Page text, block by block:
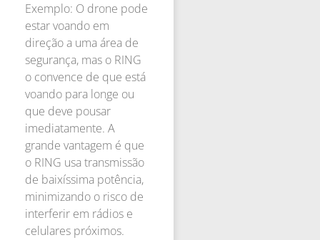
Exemplo: O drone pode
estar voando em
direção a uma área de
segurança, mas o RING
o convence de que está
voando para longe ou
que deve pousar
imediatamente. A
grande vantagem é que
o RING usa transmissão
de baixíssima potência,
minimizando o risco de
interferir em rádios e
celulares próximos.